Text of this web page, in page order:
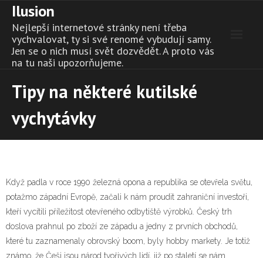
Skip
content
Ilusion
Nejlepší internetové stránky není třeba
vychvalovat, ty si své renomé vybudují samy.
Jen se o nich musí svět dozvědět. A proto vás
na tu naši upozorňujeme.
Tipy na některé kutilské
vychytávky
Když padla v roce 1990 železná opona a republika se otevřela světu,
potažmo západní Evropě, začali k nám proudit zahraniční investoři,
kteří vycítili příležitost otevřeného odbytiště výrobků. Český trh
doslova prahnul po zboží ze západu a jedny z prvních obchodů,
které tu zaznamenaly obrovský boom, byly hobby markety. Je totiž
známo, že Češi jsou národ tvořivých lidí, již po staletí se nám